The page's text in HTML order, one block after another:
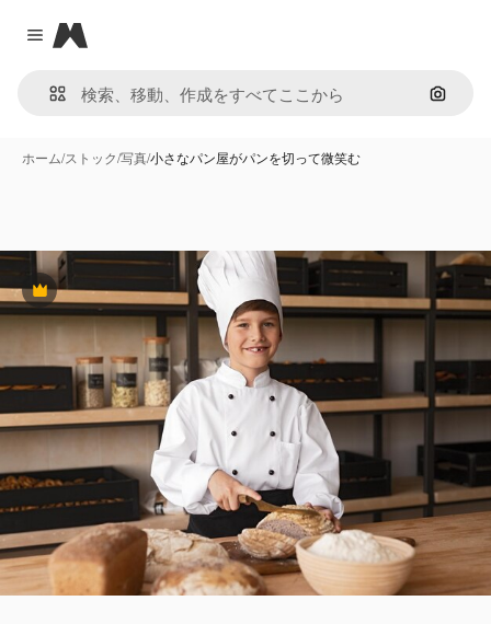
Close menu
Magnific
画像で
ホーム/ストック/写真/小さなパン屋がパンを切って微笑む
Premium